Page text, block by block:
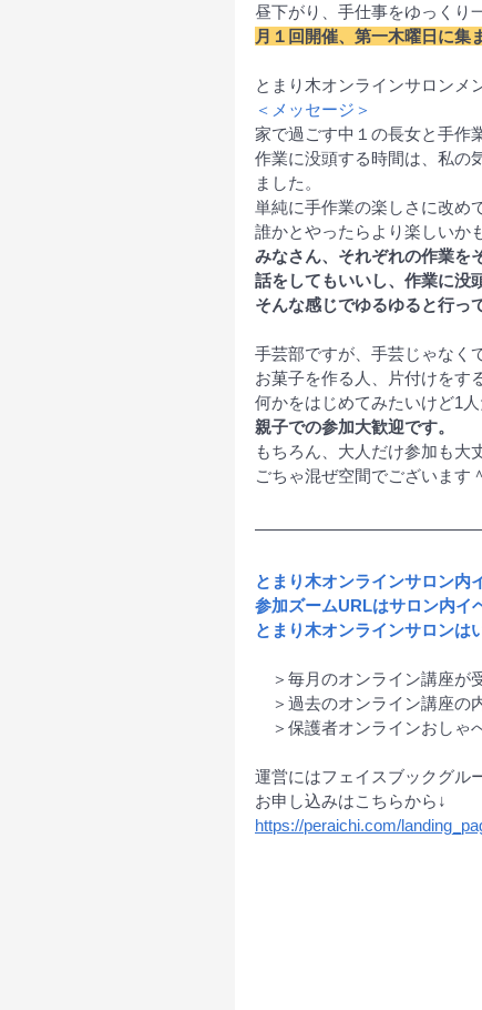
昼下がり、手仕事をゆっくり
月１回開催、第一木曜日に集
とまり木オンラインサロンメ
＜メッセージ＞
家で過ごす中１の長女と手作
作業に没頭する時間は、私の
ました。
単純に手作業の楽しさに改め
誰かとやったらより楽しいか
みなさん、それぞれの作業を
話をしてもいいし、作業に没
そんな感じでゆるゆると行っ
手芸部ですが、手芸じゃなく
お菓子を作る人、片付けをす
何かをはじめてみたいけど1
親子での参加大歓迎です。
もちろん、大人だけ参加も大
ごちゃ混ぜ空間でございます
とまり木オンラインサロン内
参加ズームURLはサロン内イ
とまり木オンラインサロンは
＞毎月のオンライン講座が
＞過去のオンライン講座の
＞保護者オンラインおしゃ
運営にはフェイスブックグル
お申し込みはこちらから↓
https://peraichi.com/